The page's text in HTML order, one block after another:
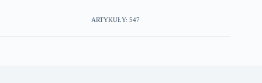
ARTYKUŁY: 547